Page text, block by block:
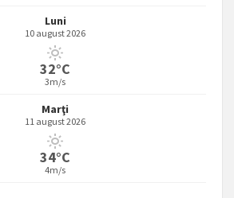
Luni
10 august 2026
32°C
3m/s
Marţi
11 august 2026
34°C
4m/s